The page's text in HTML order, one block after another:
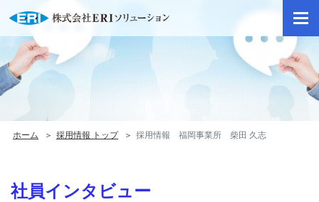
サイト内主要メニューへ移動します
本文へ移動します
ホーム 採用情報 トップ 採用情報 福岡事業所 柴田 久志
社員インタビュー